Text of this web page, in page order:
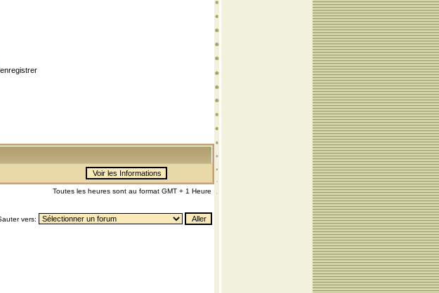
Toutes les heures sont au format GMT + 1 Heure
vers: